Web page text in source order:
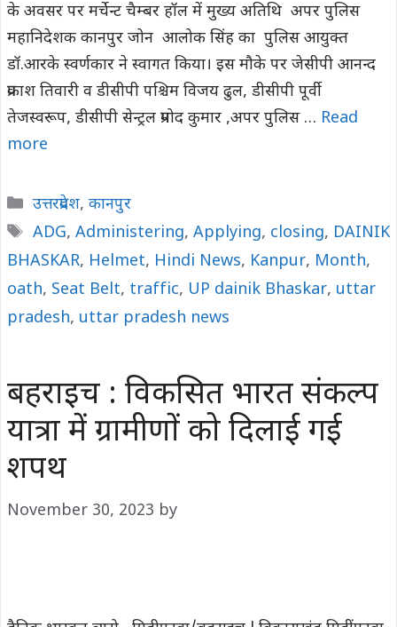
के अवसर पर मर्चेन्ट चैम्बर हॉल में मुख्य अतिथि अपर पुलिस
महानिदेशक कानपुर जोन आलोक सिंह का पुलिस आयुक्त
डॉ.आरके स्वर्णकार ने स्वागत किया। इस मौके पर जेसीपी आनन्द
प्रकाश तिवारी व डीसीपी पश्चिम विजय ढुल, डीसीपी पूर्वी
तेजस्वरूप, डीसीपी सेन्ट्रल प्रमोद कुमार ,अपर पुलिस … Read
more
Categories
उत्तरप्रदेश, कानपुर
Tags
ADG, Administering, Applying, closing, DAINIK
BHASKAR, Helmet, Hindi News, Kanpur, Month,
oath, Seat Belt, traffic, UP dainik Bhaskar, uttar
pradesh, uttar pradesh news
बहराइच : विकसित भारत संकल्प
यात्रा में ग्रामीणों को दिलाई गई
शपथ
November 30, 2023 by